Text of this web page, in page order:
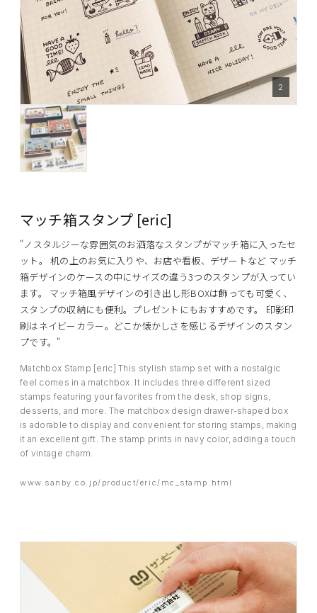
2
マッチ箱スタンプ [eric]
"ノスタルジーな雰囲気のお洒落なスタンプがマッチ箱に入ったセ
ット。 机の上のお気に入りや、お店や看板、デザートなど マッチ
箱デザインのケースの中にサイズの違う3つのスタンプが入ってい
ます。 マッチ箱風デザインの引き出し形BOXは飾っても可愛く、
スタンプの収納にも便利。プレゼントにもおすすめです。 印影印
刷はネイビーカラー。どこか懐かしさを感じるデザインのスタン
プです。"
Matchbox Stamp [eric] This stylish stamp set with a nostalgic
feel comes in a matchbox. It includes three different sized
stamps featuring your favorites from the desk, shop signs,
desserts, and more. The matchbox design drawer-shaped box
is adorable to display and convenient for storing stamps, making
it an excellent gift. The stamp prints in navy color, adding a touch
of vintage charm.
www.sanby.co.jp/product/eric/mc_stamp.html